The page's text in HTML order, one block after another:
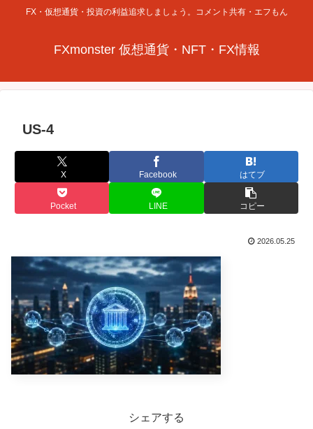
FX・仮想通貨・投資の利益追求しましょう。コメント共有・エフもん
FXmonster 仮想通貨・NFT・FX情報
US-4
X Facebook はてブ
Pocket LINE コピー
2026.05.25
シェアする